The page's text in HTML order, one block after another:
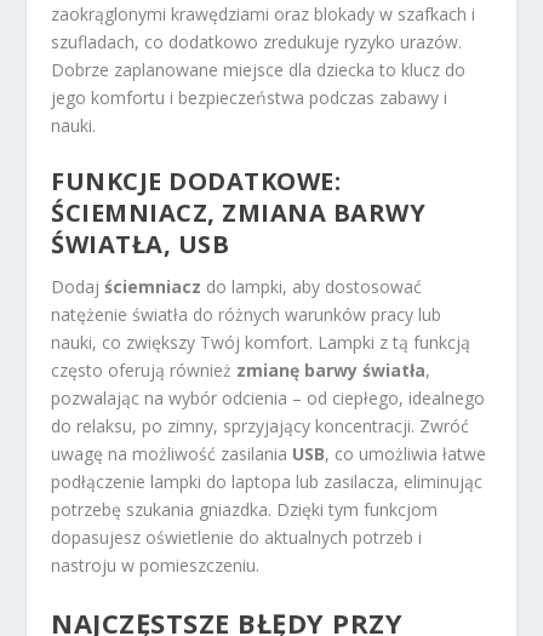
zaokrąglonymi krawędziami oraz blokady w szafkach i
szufladach, co dodatkowo zredukuje ryzyko urazów.
Dobrze zaplanowane miejsce dla dziecka to klucz do
jego komfortu i bezpieczeństwa podczas zabawy i
nauki.
FUNKCJE DODATKOWE:
ŚCIEMNIACZ, ZMIANA BARWY
ŚWIATŁA, USB
Dodajściemniacz do lampki, aby dostosować
natężenie światła do różnych warunków pracy lub
nauki, co zwiększy Twój komfort. Lampki z tą funkcją
często oferują również zmianę barwy światła,
pozwalając na wybór odcienia – od ciepłego, idealnego
do relaksu, po zimny, sprzyjający koncentracji. Zwróć
uwagę na możliwość zasilania USB, co umożliwia łatwe
podłączenie lampki do laptopa lub zasilacza, eliminując
potrzebę szukania gniazdka. Dzięki tym funkcjom
dopasujesz oświetlenie do aktualnych potrzeb i
nastroju w pomieszczeniu.
NAJCZĘSTSZE BŁĘDY PRZY